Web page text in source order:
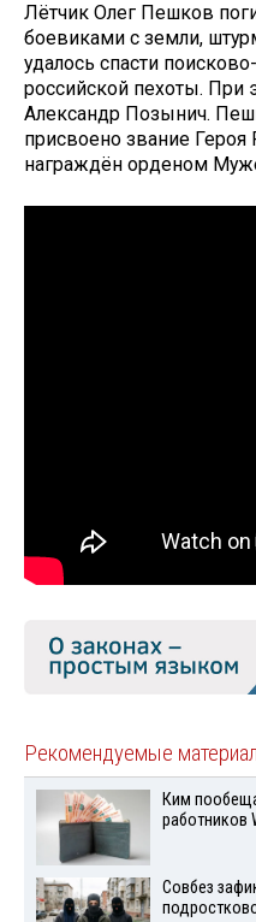
Лётчик Олег Пешков
боевиками с земли,
удалось спасти
российской пехоты. При
Александр Позынич.
присвоено звание
награждён орденом
Рекомендуемые
Ким
работников
Совбез